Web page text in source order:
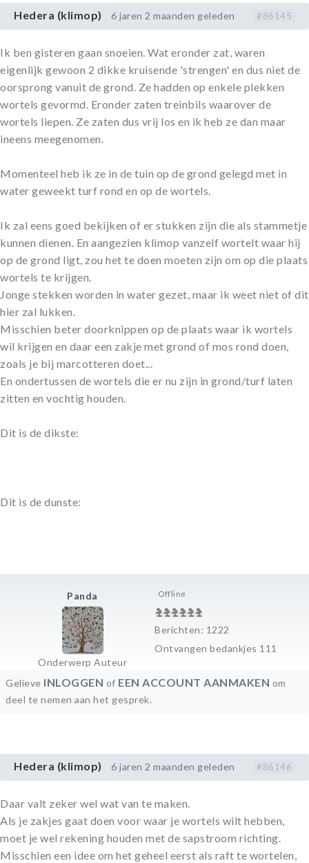
Hedera (klimop) 6 jaren 2 maanden geleden #86145
Panda
Onderwerp Auteur
Offline
Berichten: 1222
Ontvangen bedankjes 111
Ik ben gisteren gaan snoeien. Wat eronder zat, waren
eigenlijk gewoon 2 dikke kruisende 'strengen' en dus niet de
oorsprong vanuit de grond. Ze hadden op enkele plekken
wortels gevormd. Eronder zaten treinbils waarover de
wortels liepen. Ze zaten dus vrij los en ik heb ze dan maar
ineens meegenomen.
Momenteel heb ik ze in de tuin op de grond gelegd met in
water geweekt turf rond en op de wortels.
Ik zal eens goed bekijken of er stukken zijn die als stammetje
kunnen dienen. En aangezien klimop vanzelf wortelt waar hij
op de grond ligt, zou het te doen moeten zijn om op die plaats
wortels te krijgen.
Jonge stekken worden in water gezet, maar ik weet niet of dit
hier zal lukken.
Misschien beter doorknippen op de plaats waar ik wortels
wil krijgen en daar een zakje met grond of mos rond doen,
zoals je bij marcotteren doet...
En ondertussen de wortels die er nu zijn in grond/turf laten
zitten en vochtig houden.
Dit is de dikste:
Dit is de dunste:
Gelieve INLOGGEN of EEN ACCOUNT AANMAKEN om
deel te nemen aan het gesprek.
Hedera (klimop) 6 jaren 2 maanden geleden #86146
Daar valt zeker wel wat van te maken.
Als je zakjes gaat doen voor waar je wortels wilt hebben,
moet je wel rekening houden met de sapstroom richting.
Misschien een idee om het geheel eerst als raft te wortelen,